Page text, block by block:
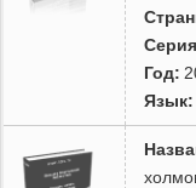
Год:
Язык: